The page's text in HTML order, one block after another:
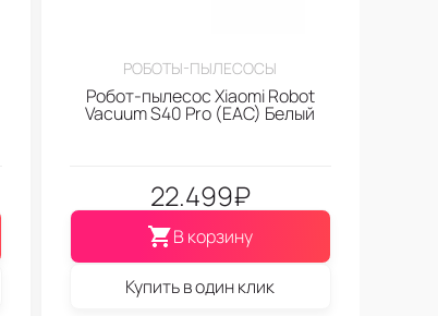
РОБОТЫ-ПЫЛЕСОСЫ
Робот-пылесос Xiaomi Robot
Vacuum S40 Pro (EAC) Белый
22.499₽
В корзину
Купить в один клик